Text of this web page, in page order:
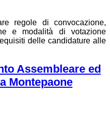
regole di convocazione,
e modalità di votazione
delle candidature alle
Assembleare ed
Montepaone